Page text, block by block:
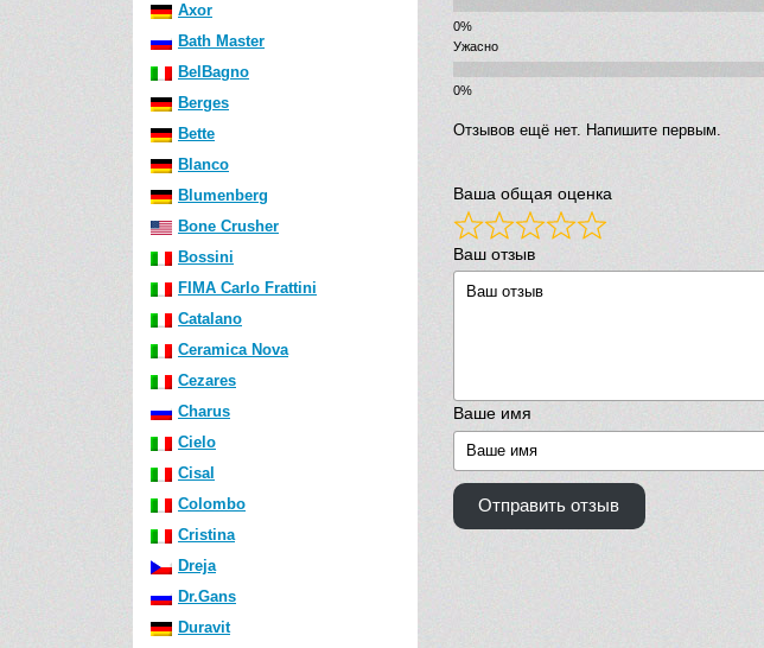
Axor
Bath Master
BelBagno
Berges
Bette
Blanco
Blumenberg
Bone Crusher
Bossini
FIMA Carlo Frattini
Catalano
Ceramica Nova
Cezares
Charus
Cielo
Cisal
Colombo
Cristina
Dreja
Dr.Gans
Duravit
Ужасно
Отзывов ещё нет. Напишите первым.
Ваша общая оценка
Ваш отзыв
Ваше имя
Отправить отзыв